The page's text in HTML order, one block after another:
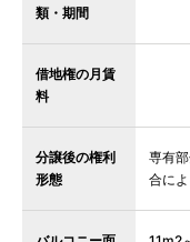
類・期間
借地権の月賃
料
分譲後の権利
形態
専有
合に